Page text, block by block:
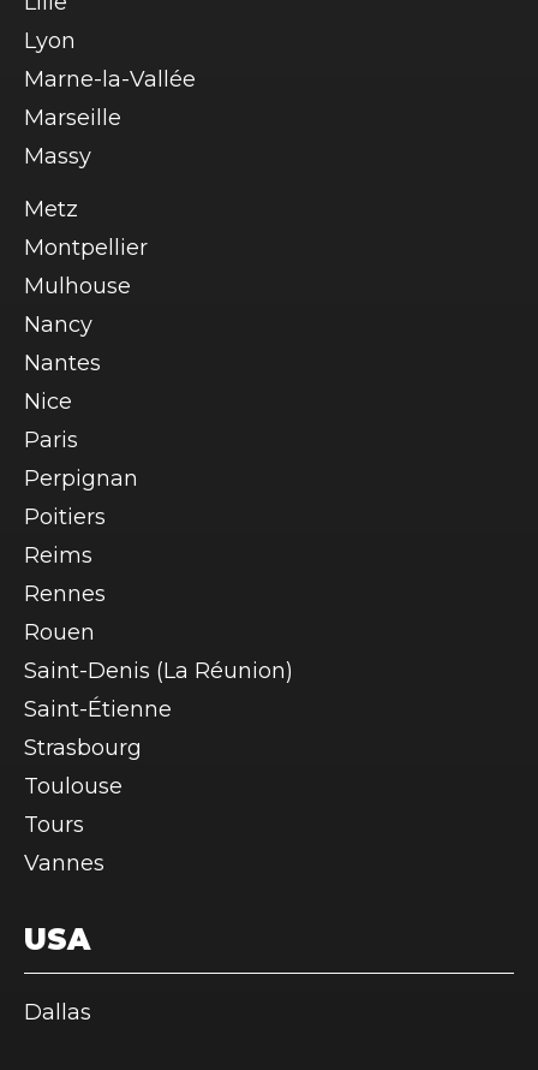
Lyon
Marne-la-Vallée
Marseille
Massy
Metz
Montpellier
Mulhouse
Nancy
Nantes
Nice
Paris
Perpignan
Poitiers
Reims
Rennes
Rouen
Saint-Denis (La Réunion)
Saint-Étienne
Strasbourg
Toulouse
Tours
Vannes
USA
Dallas